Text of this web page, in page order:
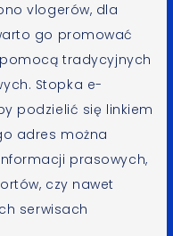
vlogerów, dla
go promować
tradycyjnych
Stopka e-
podzielić się linkiem
adres można
prasowych,
czy nawet
serwisach